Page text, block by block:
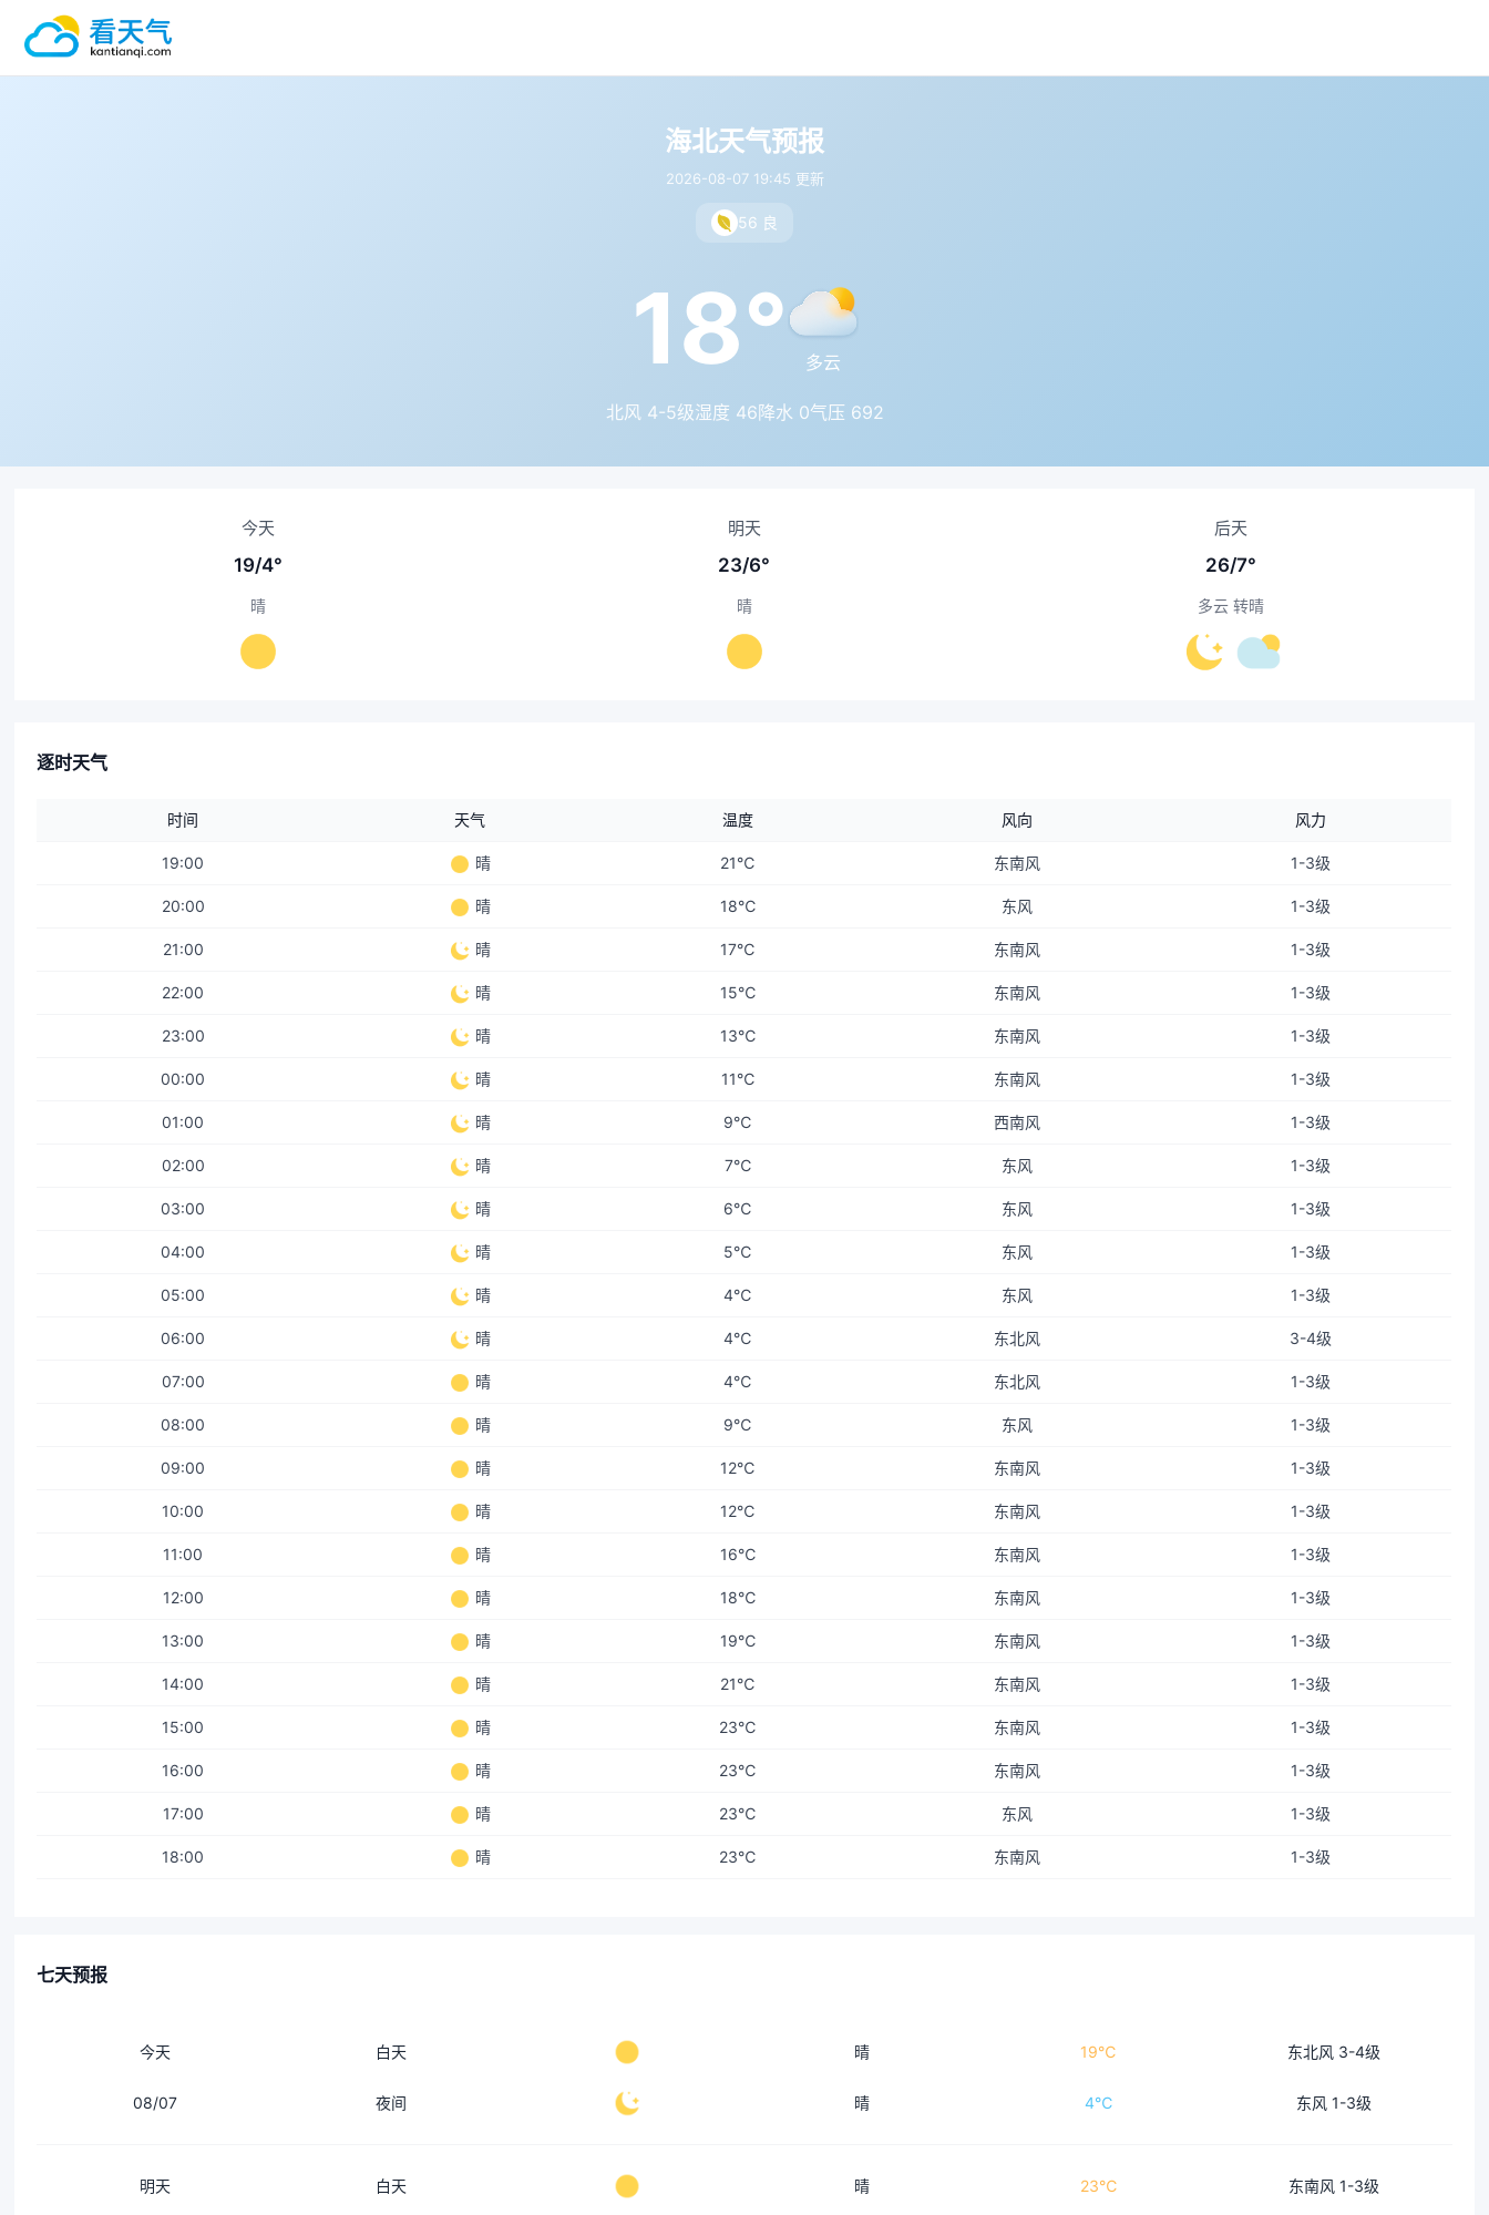
海北天气预报
2026-08-07 19:45 更新
56 良
18° 多云
北风 4-5级湿度 46降水 0气压 692
今天
19/4°
晴
明天
23/6°
晴
后天
26/7°
多云 转晴
逐时天气
时间 天气 温度 风向 风力
19:00 晴 21℃ 东南风 1-3级
20:00 晴 18℃ 东风 1-3级
21:00 晴 17℃ 东南风 1-3级
22:00 晴 15℃ 东南风 1-3级
23:00 晴 13℃ 东南风 1-3级
00:00 晴 11℃ 东南风 1-3级
01:00 晴 9℃ 西南风 1-3级
02:00 晴 7℃ 东风 1-3级
03:00 晴 6℃ 东风 1-3级
04:00 晴 5℃ 东风 1-3级
05:00 晴 4℃ 东风 1-3级
06:00 晴 4℃ 东北风 3-4级
07:00 晴 4℃ 东北风 1-3级
08:00 晴 9℃ 东风 1-3级
09:00 晴 12℃ 东南风 1-3级
10:00 晴 12℃ 东南风 1-3级
11:00 晴 16℃ 东南风 1-3级
12:00 晴 18℃ 东南风 1-3级
13:00 晴 19℃ 东南风 1-3级
14:00 晴 21℃ 东南风 1-3级
15:00 晴 23℃ 东南风 1-3级
16:00 晴 23℃ 东南风 1-3级
17:00 晴 23℃ 东风 1-3级
18:00 晴 23℃ 东南风 1-3级
七天预报
今天 白天 晴 19℃ 东北风 3-4级
08/07 夜间 晴 4℃ 东风 1-3级
明天 白天 晴 23℃ 东南风 1-3级